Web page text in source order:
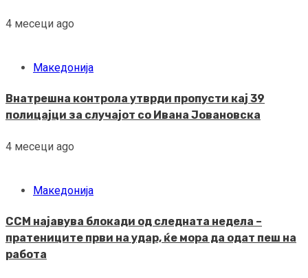
4 месеци ago
Македонија
Внатрешна контрола утврди пропусти кај 39
полицајци за случајот со Ивана Јовановска
4 месеци ago
Македонија
ССМ најавува блокади од следната недела –
пратениците први на удар, ќе мора да одат пеш на
работа